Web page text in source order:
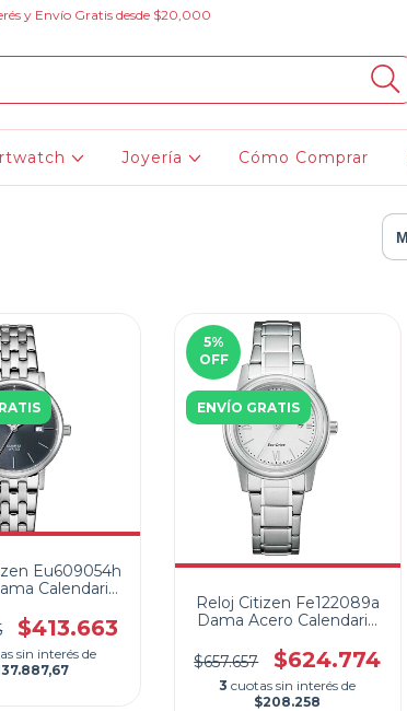
y Envío Gratis desde $20,000
Joyería Cómo Comprar
Eu609054h
Calendario
$413.663
sin interés de
5%
OFF
ENVÍO GRATIS
Reloj Citizen Fe122089a
Dama Acero Calendario
$657.657
$624.774
3 cuotas sin interés de
$208.258